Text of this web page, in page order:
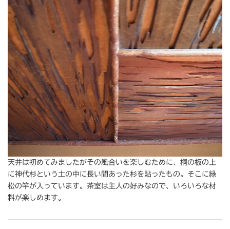
天井は初めてみましたがその風合いを楽しむために、桐の板の上
に神代杉という土の中に長い間あった杉を貼ったもの。そこに緑
松の竿が入っています。茶室は主人の好みなので、いろいろな材
料が楽しめます。